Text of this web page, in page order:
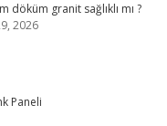
döküm granit sağlıklı mı ?
2026